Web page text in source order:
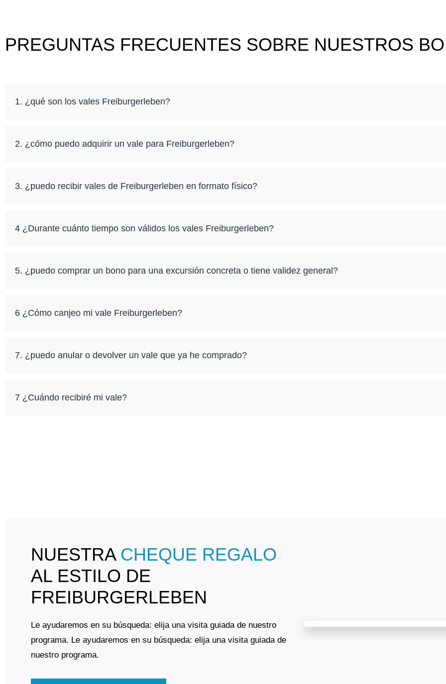
PREGUNTAS FRECUENTES SOBRE NUESTROS
1. ¿qué son los vales Freiburgerleben?
2. ¿cómo puedo adquirir un vale para Freiburgerleben?
3. ¿puedo recibir vales de Freiburgerleben en formato físico?
4 ¿Durante cuánto tiempo son válidos los vales Freiburgerleben?
5. ¿puedo comprar un bono para una excursión concreta o tiene validez general?
6 ¿Cómo canjeo mi vale Freiburgerleben?
7. ¿puedo anular o devolver un vale que ya he comprado?
7 ¿Cuándo recibiré mi vale?
NUESTRA CHEQUE REGALO
AL ESTILO DE
FREIBURGERLEBEN
Le ayudaremos en su búsqueda: elija una visita guiada de nuestro
programa. Le ayudaremos en su búsqueda: elija una visita guiada de
nuestro programa.